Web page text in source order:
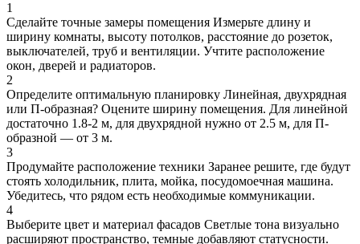
1
Сделайте точные замеры помещения Измерьте длину и
ширину комнаты, высоту потолков, расстояние до розеток,
выключателей, труб и вентиляции. Учтите расположение
окон, дверей и радиаторов.
2
Определите оптимальную планировку Линейная, двухрядная
или П-образная? Оцените ширину помещения. Для линейной
достаточно 1.8-2 м, для двухрядной нужно от 2.5 м, для П-
образной — от 3 м.
3
Продумайте расположение техники Заранее решите, где будут
стоять холодильник, плита, мойка, посудомоечная машина.
Убедитесь, что рядом есть необходимые коммуникации.
4
Выберите цвет и материал фасадов Светлые тона визуально
расширяют пространство, темные добавляют статусности.